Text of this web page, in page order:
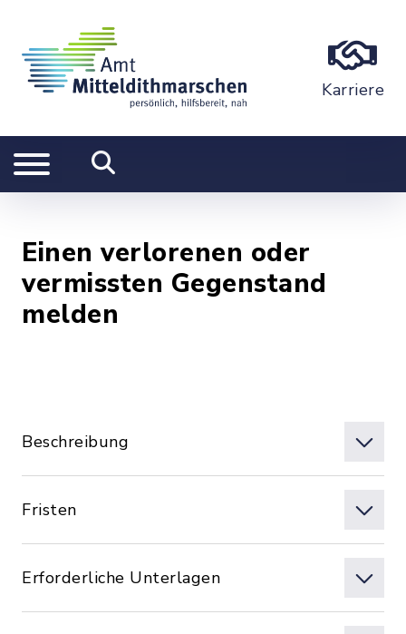
Karriere
Einen verlorenen oder
vermissten Gegenstand
melden
Beschreibung
Fristen
Erforderliche Unterlagen